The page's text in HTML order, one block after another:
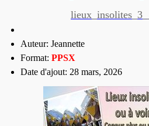
Auteur: Jeannette
Format: PPSX
Date d'ajout: 28 mars, 2026